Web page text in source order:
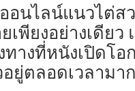
ออนไลน์แนวไต่ส
เพียงอย่างเดีย
างที่หนังเปิดโอ
ยู่ตลอดเวลามา